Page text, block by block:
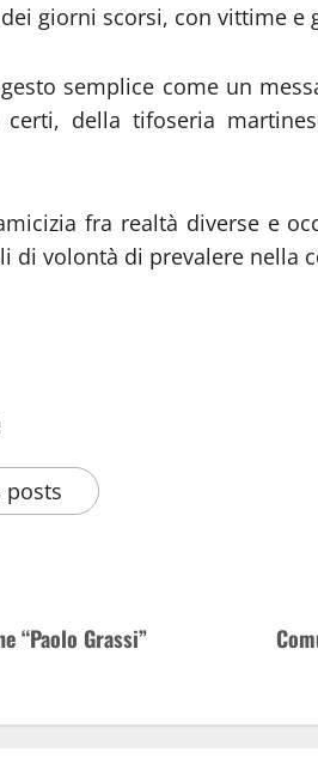
giorni scorsi, con vittime e
semplice come un
della tifoseria
fra realtà diverse e
di volontà di prevalere nella
posts
“Paolo Grassi”